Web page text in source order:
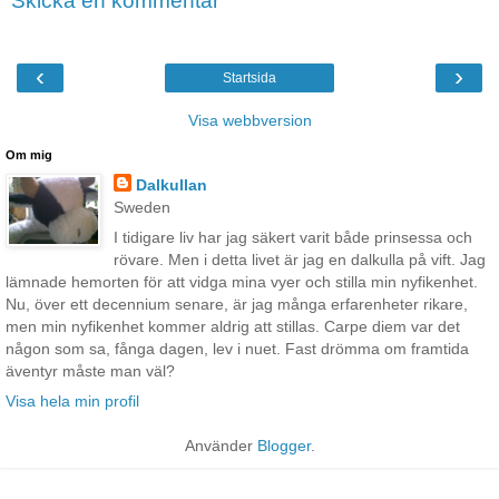
‹ ›
Startsida
Visa webbversion
Om mig
Dalkullan
Sweden
I tidigare liv har jag säkert varit både prinsessa och
rövare. Men i detta livet är jag en dalkulla på vift. Jag
lämnade hemorten för att vidga mina vyer och stilla min nyfikenhet.
Nu, över ett decennium senare, är jag många erfarenheter rikare,
men min nyfikenhet kommer aldrig att stillas. Carpe diem var det
någon som sa, fånga dagen, lev i nuet. Fast drömma om framtida
äventyr måste man väl?
Visa hela min profil
Använder Blogger.